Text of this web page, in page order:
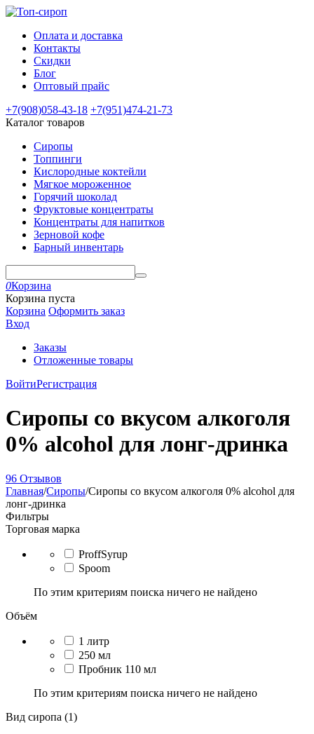
Оплата и доставка
Контакты
Скидки
Блог
Оптовый прайс
+7(908)058-43-18 +7(951)474-21-73
Каталог товаров
Сиропы
Топпинги
Кислородные коктейли
Мягкое мороженное
Горячий шоколад
Фруктовые концентраты
Концентраты для напитков
Зерновой кофе
Барный инвентарь
0Корзина
Корзина пуста
Корзина Оформить заказ
Вход
Заказы
Отложенные товары
ВойтиРегистрация
Сиропы со вкусом алкоголя
0% alcohol для лонг-дринка
96 Отзывов
Главная/Сиропы/Сиропы со вкусом алкоголя 0% alcohol для
лонг-дринка
Фильтры
Торговая марка
ProffSyrup
Spoom
По этим критериям поиска ничего не найдено
Объём
1 литр
250 мл
Пробник 110 мл
По этим критериям поиска ничего не найдено
Вид сиропа (1)